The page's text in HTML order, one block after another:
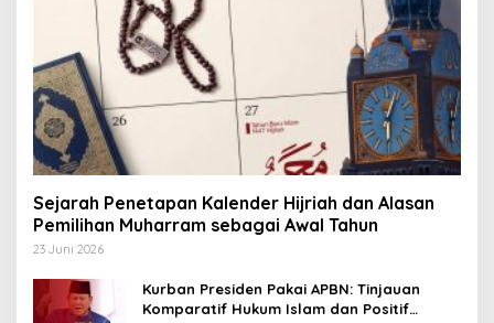
Sejarah Penetapan Kalender Hijriah dan Alasan
Pemilihan Muharram sebagai Awal Tahun
23 Juni 2026
Kurban Presiden Pakai APBN: Tinjauan
Komparatif Hukum Islam dan Positif